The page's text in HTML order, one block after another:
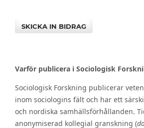
SKICKA IN BIDRAG
Varför publicera i Sociologisk
Sociologisk Forskning publicerar
inom sociologins fält och har ett
och nordiska samhällsförhållanden.
anonymiserad kollegial granskning (